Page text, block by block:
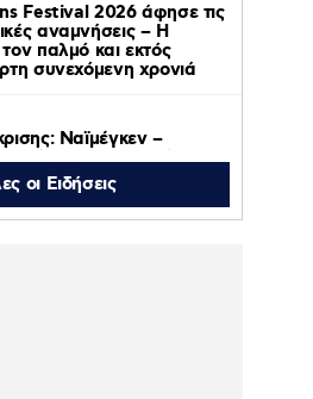
Festival 2026 άφησε τις
αναμνήσεις – Η
παλμό και εκτός
συνεχόμενη χρονιά
Ναϊμέγκεν –
στο MEGA, Τρίτη 11
20:30
οι Ειδήσεις